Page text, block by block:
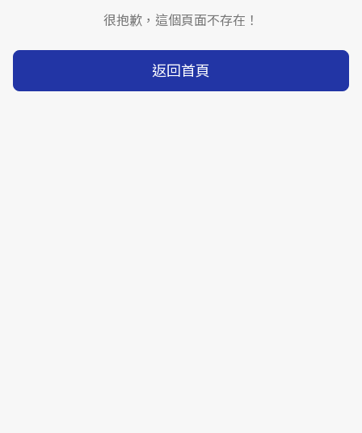
很抱歉，這個頁面不存在！
返回首頁